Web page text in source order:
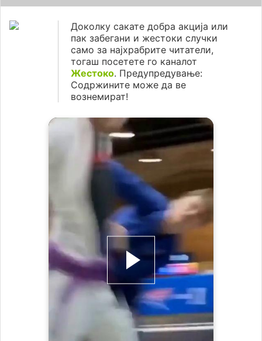
Доколку сакате добра акција или
пак забегани и жестоки случки
само за најхрабрите читатели,
тогаш посетете го каналот
Жестоко. Предупредување:
Содржините може да ве
вознемират!